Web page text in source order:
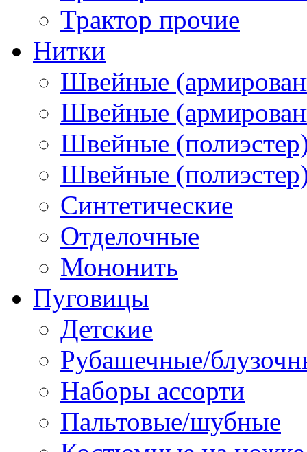
Трактор прочие
Нитки
Швейные
Швейные
Швейные
Швейные
Синтетические
Отделочные
Мононить
Пуговицы
Детские
Рубашечные/
Наборы ассорти
Пальтовые/шубные